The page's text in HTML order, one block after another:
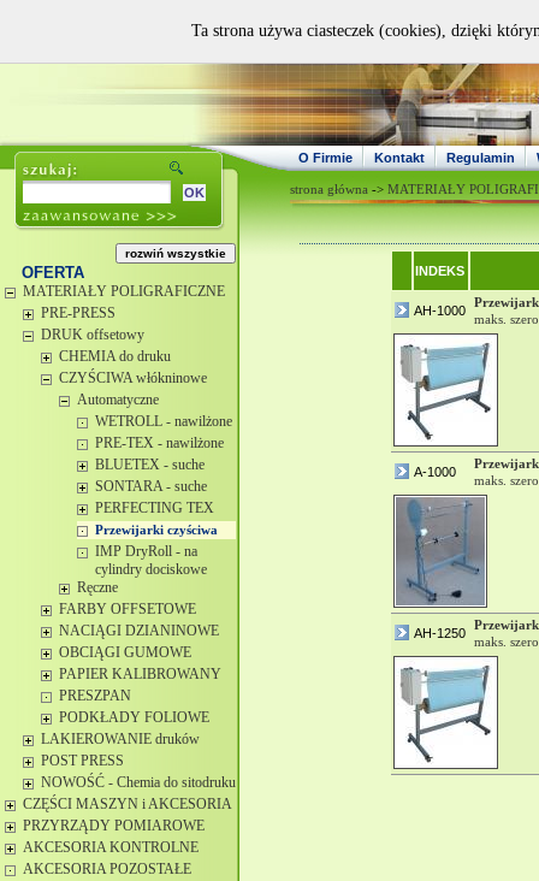
O Firmie Kontakt Regulamin
OFERTA
MATERIAŁY POLIGRAFICZNE
PRE-PRESS
DRUK offsetowy
CHEMIA do druku
CZYŚCIWA włókninowe
Automatyczne
WETROLL - nawilżone
PRE-TEX - nawilżone
BLUETEX - suche
SONTARA - suche
PERFECTING TEX
Przewijarki czyściwa
IMP DryRoll - na
cylindry dociskowe
Ręczne
FARBY OFFSETOWE
NACIĄGI DZIANINOWE
OBCIĄGI GUMOWE
PAPIER KALIBROWANY
PRESZPAN
PODKŁADY FOLIOWE
LAKIEROWANIE druków
POST PRESS
NOWOŚĆ - Chemia do sitodruku
CZĘŚCI MASZYN i AKCESORIA
PRZYRZĄDY POMIAROWE
AKCESORIA KONTROLNE
AKCESORIA POZOSTAŁE
strona główna -> MATERIAŁY
INDEKS
AH-1000
maks.
A-1000
maks.
AH-1250
maks.
Ta strona używa ciasteczek (cookies), dzięki